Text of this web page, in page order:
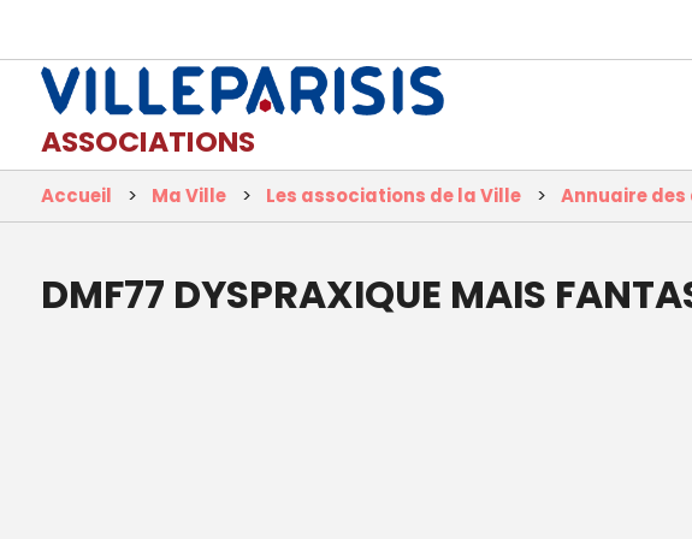
ASSOCIATIONS
Accueil Ma Ville Les associations de la Ville Annuaire
DMF77 DYSPRAXIQUE MAIS